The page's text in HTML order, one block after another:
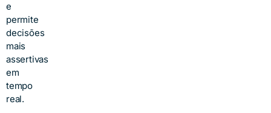
e
permite
decisões
mais
assertivas
em
tempo
real.